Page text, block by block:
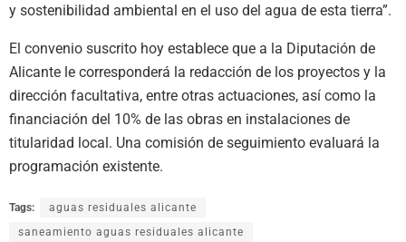
y sostenibilidad ambiental en el uso del agua de esta tierra”.
El convenio suscrito hoy establece que a la Diputación de
Alicante le corresponderá la redacción de los proyectos y la
dirección facultativa, entre otras actuaciones, así como la
financiación del 10% de las obras en instalaciones de
titularidad local. Una comisión de seguimiento evaluará la
programación existente.
Tags:
aguas residuales alicante
saneamiento aguas residuales alicante